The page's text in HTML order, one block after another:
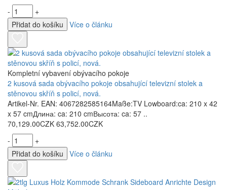
-
+
Přidat do košíku
Více o článku
Kompletní vybavení obývacího pokoje
2 kusová sada obývacího pokoje obsahující televizní stolek a
stěnovou skříň s policí, nová.
Artikel-Nr. EAN: 4067282585164Maße:TV Lowboard:ca: 210 x 42
x 57 cmДлина: ca: 210 cmВысота: ca: 57 ..
70,129.00CZK 63,752.00CZK
-
+
Přidat do košíku
Více o článku